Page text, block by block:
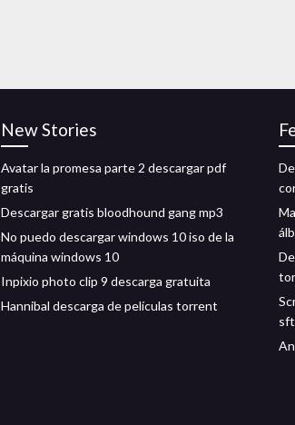
New Stories
Avatar la promesa parte 2 descargar pdf
gratis
Descargar gratis bloodhound gang mp3
No puedo descargar windows 10 iso de la
máquina windows 10
Inpixio photo clip 9 descarga gratuita
Hannibal descarga de películas torrent